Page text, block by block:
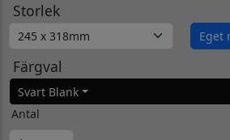
Storlek
Eget
Färgval
Svart Blank
Antal